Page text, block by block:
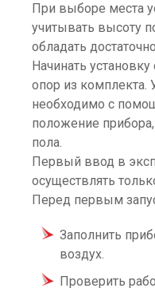
При выборе места
учитывать высоту
обладать
Начинать
опор из комплекта.
необходимо с
положение
пола.
Первый ввод в
осуществлять
Перед первым
Заполнить
воздух.
Проверить